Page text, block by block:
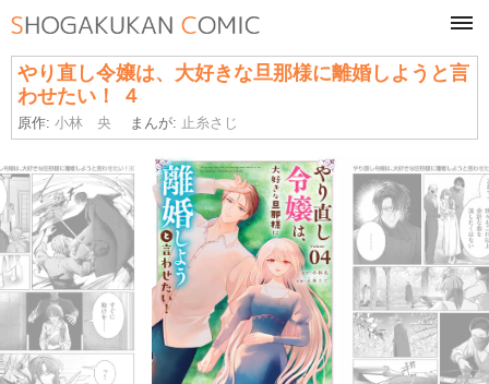
やり直し令嬢は、大好きな旦那様に離婚しようと言
わせたい！ ４
原作:小林 央 まんが: 止糸さじ